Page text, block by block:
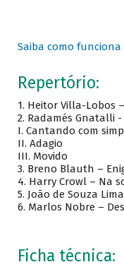
Saiba como funciona
Repertório:
1. Heitor Villa-Lobos
2. Radamés Gnatalli
I. Cantando com
II. Adagio
III. Movido
3. Breno Blauth –
4. Harry Crowl – Na
5. João de Souza
6. Marlos Nobre –
Ficha técnica: